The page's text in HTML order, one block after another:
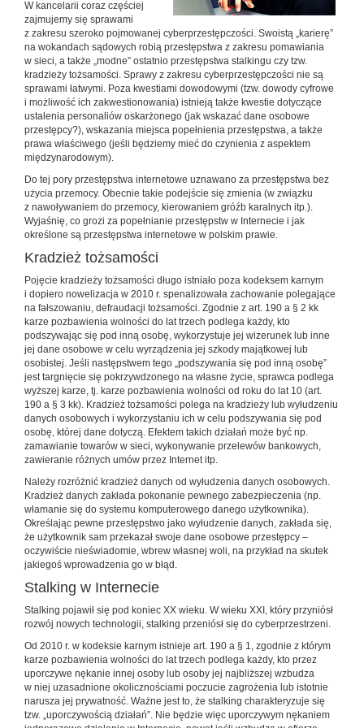
W kancelarii coraz częściej
zajmujemy się sprawami
z zakresu szeroko pojmowanej cyberprzestępczości. Swoistą „karierę”
na wokandach sądowych robią przestępstwa z zakresu pomawiania
w sieci, a także „modne” ostatnio przestępstwa stalkingu czy tzw.
kradzieży tożsamości. Sprawy z zakresu cyberprzestępczości nie są
sprawami łatwymi. Poza kwestiami dowodowymi (tzw. dowody cyfrowe
i możliwość ich zakwestionowania) istnieją także kwestie dotyczące
ustalenia personaliów oskarżonego (jak wskazać dane osobowe
przestępcy?), wskazania miejsca popełnienia przestępstwa, a także
prawa właściwego (jeśli będziemy mieć do czynienia z aspektem
międzynarodowym).
Do tej pory przestępstwa internetowe uznawano za przestępstwa bez
użycia przemocy. Obecnie takie podejście się zmienia (w związku
z nawoływaniem do przemocy, kierowaniem gróźb karalnych itp.).
Wyjaśnię, co grozi za popełnianie przestępstw w Internecie i jak
określone są przestępstwa internetowe w polskim prawie.
Kradzież tożsamości
Pojęcie kradzieży tożsamości długo istniało poza kodeksem karnym
i dopiero nowelizacja w 2010 r. spenalizowała zachowanie polegające
na fałszowaniu, defraudacji tożsamości. Zgodnie z art. 190 a § 2 kk
karze pozbawienia wolności do lat trzech podlega każdy, kto
podszywając się pod inną osobę, wykorzystuje jej wizerunek lub inne
jej dane osobowe w celu wyrządzenia jej szkody majątkowej lub
osobistej. Jeśli następstwem tego „podszywania się pod inną osobę”
jest targnięcie się pokrzywdzonego na własne życie, sprawca podlega
wyższej karze, tj. karze pozbawienia wolności od roku do lat 10 (art.
190 a § 3 kk). Kradzież tożsamości polega na kradzieży lub wyłudzeniu
danych osobowych i wykorzystaniu ich w celu podszywania się pod
osobę, której dane dotyczą. Efektem takich działań może być np.
zamawianie towarów w sieci, wykonywanie przelewów bankowych,
zawieranie różnych umów przez Internet itp.
Należy rozróżnić kradzież danych od wyłudzenia danych osobowych.
Kradzież danych zakłada pokonanie pewnego zabezpieczenia (np.
włamanie się do systemu komputerowego danego użytkownika).
Określając pewne przestępstwo jako wyłudzenie danych, zakłada się,
że użytkownik sam przekazał swoje dane osobowe przestępcy –
oczywiście nieświadomie, wbrew własnej woli, na przykład na skutek
jakiegoś wprowadzenia go w błąd.
Stalking w Internecie
Stalking pojawił się pod koniec XX wieku. W wieku XXI, który przyniósł
rozwój nowych technologii, stalking przeniósł się do cyberprzestrzeni.
Od 2010 r. w kodeksie karnym istnieje art. 190 a § 1, zgodnie z którym
karze pozbawienia wolności do lat trzech podlega każdy, kto przez
uporczywe nękanie innej osoby lub osoby jej najbliższej wzbudza
w niej uzasadnione okolicznościami poczucie zagrożenia lub istotnie
narusza jej prywatność. Ważne jest to, że stalking charakteryzuje się
tzw. „uporczywością działań”. Nie będzie więc uporczywym nękaniem